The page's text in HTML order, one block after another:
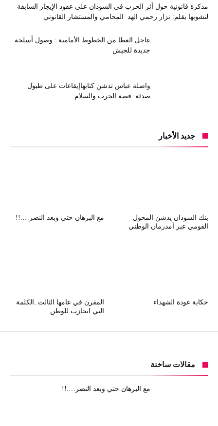
مذكرة قانونية حول أثر الحرب في السودان على عقود الإيجار السابقة
لنشوبها بقلم: نزار رحمي الهد المحامي والمستشار القانوني
عاجل العطا من الخطوط الأمامية : وصول أسلحة
جديدة للجيش
واصلة عباس تدشن كتابهاإيقاعات على طبول
صدئة: قصة الحرب والسلام
جديد الأخبار
مع البرهان حتي وبعد النصر….!!
بنك السودان يدشن المحول
القومي عبر أمدرمان الوطني
المقرن في عامها الثالث..الكلمة
التي انحازت للوطن
حكاية عودة الشهداء
مقالات ساخنة
مع البرهان حتي وبعد النصر….!!